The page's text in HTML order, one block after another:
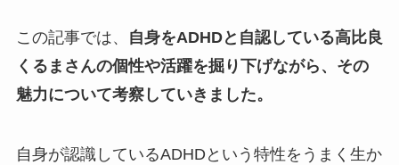
この記事では、
自身をADHDと自認している高比良
くるまさんの個性や活躍を掘り下げながら、その
魅力について考察していきました。
自身が認識しているADHDという特性をうまく生か